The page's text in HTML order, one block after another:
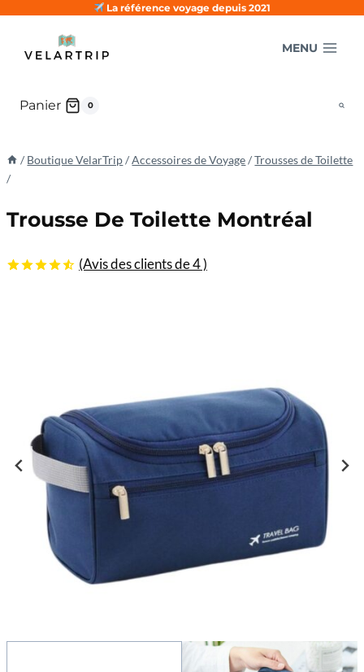
contenu
La référence voyage depuis 2021
MENU
Panier 0
/ Boutique VelarTrip / Accessoires de Voyage / Trousses de Toilette
/
Trousse De Toilette Montréal
(Avis des clients de4)